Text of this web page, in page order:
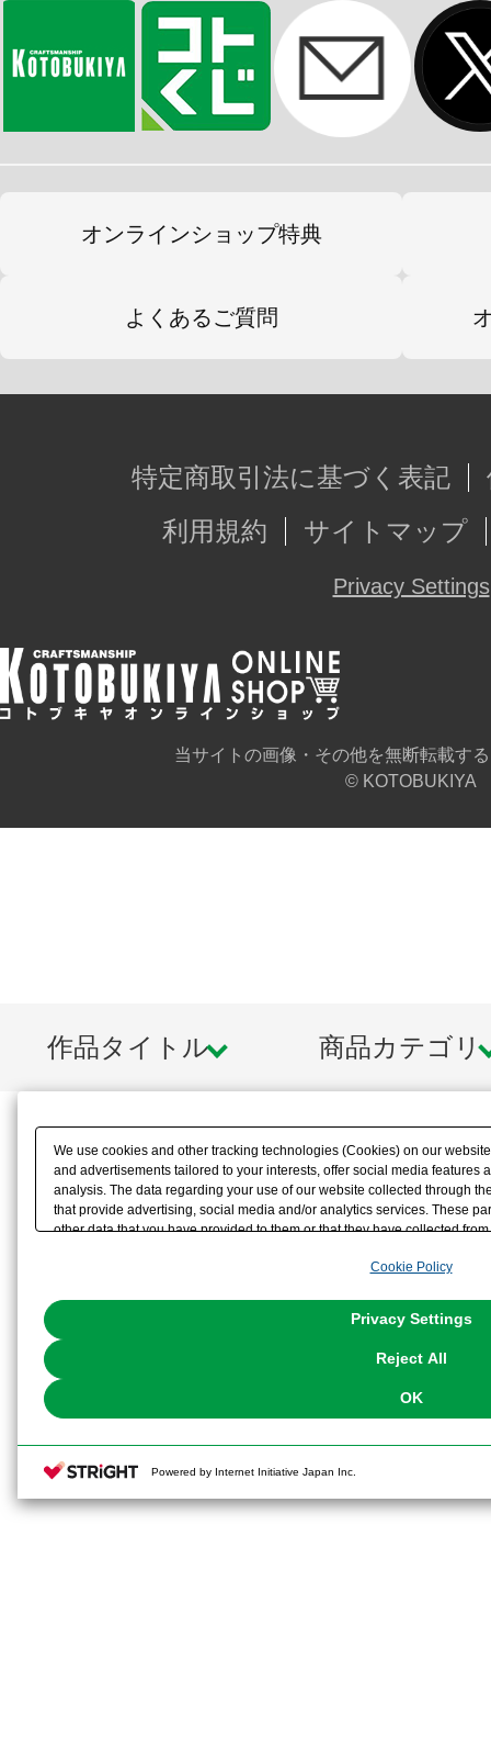
オンラインショップ特典
よくあるご質問
特定商取引法に基づく表記
利用規約
サイトマップ
Privacy Settings
当サイトの画像・その他を無断転載す
© KOTOBUKIYA
作品タイトル 商品カテゴリ
We use cookies and other tracking technologies (Cookies) on our
and advertisements tailored to your interests, offer social media features
analysis. The data regarding your use of our website collected through
that provide advertising, social media and/or analytics services. These
other data that you have provided to them or that they have collected
the use of all Cookies except for Strictly Necessary Cookies, please
You can change your consent or rejection settings at any time via
Cookie Policy
Privacy Settings
Reject All
OK
Powered by Internet Initiative Japan Inc.